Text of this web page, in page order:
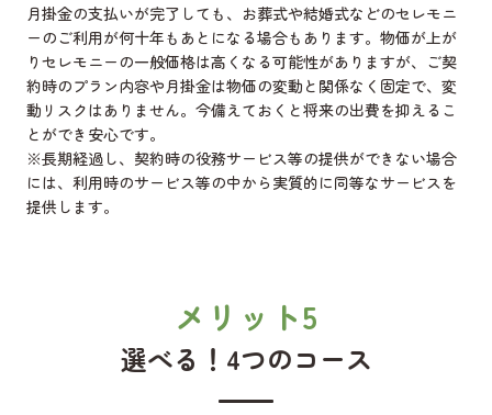
月掛金の支払いが完了しても、お葬式や結婚式などのセレモニ
ーのご利用が何十年もあとになる場合もあります。物価が上が
りセレモニーの一般価格は高くなる可能性がありますが、ご契
約時のプラン内容や月掛金は物価の変動と関係なく固定で、変
動リスクはありません。今備えておくと将来の出費を抑えるこ
とができ安心です。
※長期経過し、契約時の役務サービス等の提供ができない場合
には、利用時のサービス等の中から実質的に同等なサービスを
提供します。
メリット5
選べる！4つのコース